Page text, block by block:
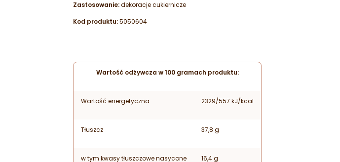
Zastosowanie:dekoracje cukiernicze
Kod produktu:5050604
Wartość odżywcza w 100 gramach produktu:
Wartość energetyczna 2329/557 kJ/kcal
Tłuszcz 37,8 g
w tym kwasy tłuszczowe nasycone 16,4 g